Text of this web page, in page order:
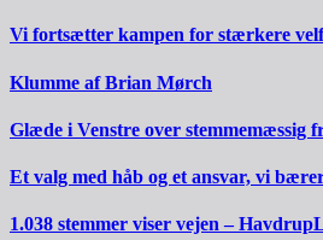
Vi fortsætter kampen for stærkere
Klumme af Brian Mørch
Glæde i Venstre over stemmemæssig
Et valg med håb og et ansvar, vi
1.038 stemmer viser vejen –